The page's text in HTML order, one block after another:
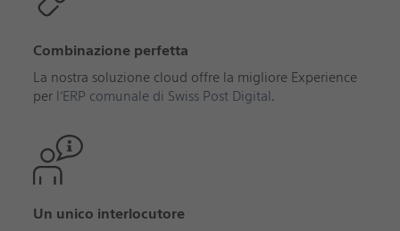
Combinazione perfetta
La nostra soluzione cloud offre la migliore Experience
per l’ERP comunale di Swiss Post Digital.
Un unico interlocutore